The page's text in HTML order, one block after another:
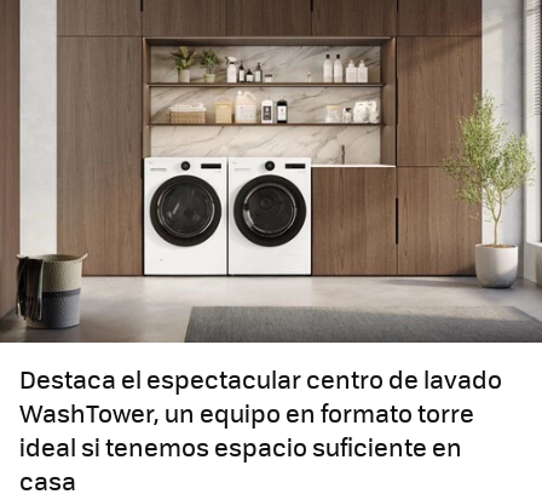
Destaca el espectacular centro de lavado
WashTower, un equipo en formato torre
ideal si tenemos espacio suficiente en
casa